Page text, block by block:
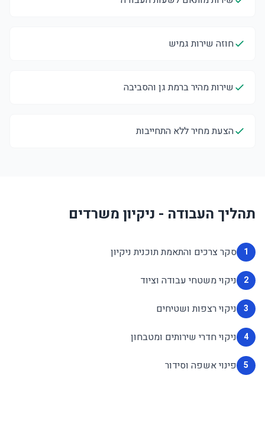
חוזה שירות גמיש
שירות מהיר ברמת גן והסביבה
הצעת מחיר ללא התחייבות
תהליך העבודה - ניקיון משרדים
1 סקר צרכים והתאמת תוכנית ניקיון
2 ניקוי משטחי עבודה וציוד
3 ניקוי רצפות ושטיחים
4 ניקוי חדרי שירותים ומטבחון
5 פינוי אשפה וסידור